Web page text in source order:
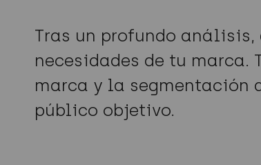
Tras un profundo
necesidades de tu
marca y la segmentación
público objetivo.